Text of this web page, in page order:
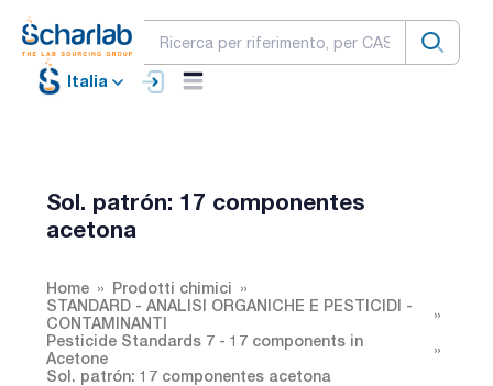
Italia
Sol. patrón: 17 componentes
acetona
Home
Prodotti chimici
STANDARD - ANALISI ORGANICHE E PESTICIDI -
CONTAMINANTI
Pesticide Standards 7 - 17 components in
Acetone
Sol. patrón: 17 componentes acetona